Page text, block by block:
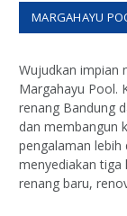
MARGAHAYU
Wujudkan impian
Margahayu Pool.
renang Bandung
dan membangun
pengalaman lebih
menyediakan
renang baru,